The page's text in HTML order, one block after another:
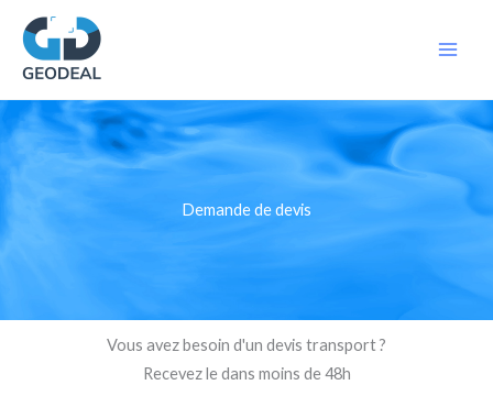
contenu
Demande de devis
Vous avez besoin d'un devis transport ?
Recevez le dans moins de 48h